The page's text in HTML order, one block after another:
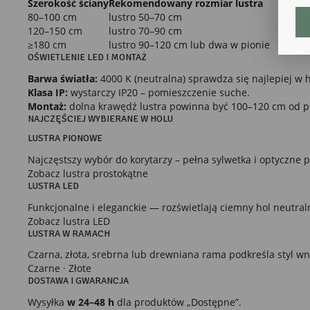
Szerokość ścianyRekomendowany rozmiar lustra
80–100 cm
lustro 50–70 cm
120–150 cm
lustro 70–90 cm
≥180 cm
lustro 90–120 cm lub dwa w pionie
OŚWIETLENIE LED I MONTAŻ
Barwa światła: 4000 K (neutralna) sprawdza się najlepiej w
Klasa IP: wystarczy IP20 – pomieszczenie suche.
Montaż: dolna krawędź lustra powinna być 100–120 cm od
NAJCZĘŚCIEJ WYBIERANE W HOLU
LUSTRA PIONOWE
Najczęstszy wybór do korytarzy – pełna sylwetka i optyczne
Zobacz lustra prostokątne
LUSTRA LED
Funkcjonalne i eleganckie — rozświetlają ciemny hol
Zobacz lustra LED
LUSTRA W RAMACH
Czarna, złota, srebrna lub drewniana rama podkreśla styl
Czarne · Złote
DOSTAWA I GWARANCJA
Wysyłka w 24–48 h dla produktów „Dostępne”.